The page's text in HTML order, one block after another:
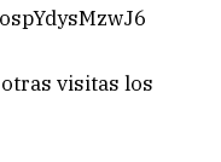
visitas los